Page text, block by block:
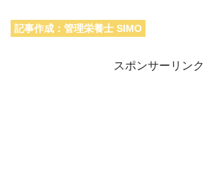
記事作成：管理栄養士 SIMO
スポンサーリンク